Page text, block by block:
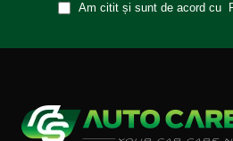
Am citit și sunt de acord cu